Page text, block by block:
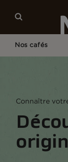
Nos cafés
Connaître